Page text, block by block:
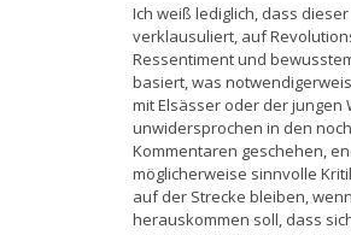
Ich weiß lediglich, dass
verklausuliert, auf
Ressentiment und
basiert, was
mit Elsässer oder der jungen
unwidersprochen in den
Kommentaren geschehen,
möglicherweise sinnvolle
auf der Strecke bleiben,
herauskommen soll, dass